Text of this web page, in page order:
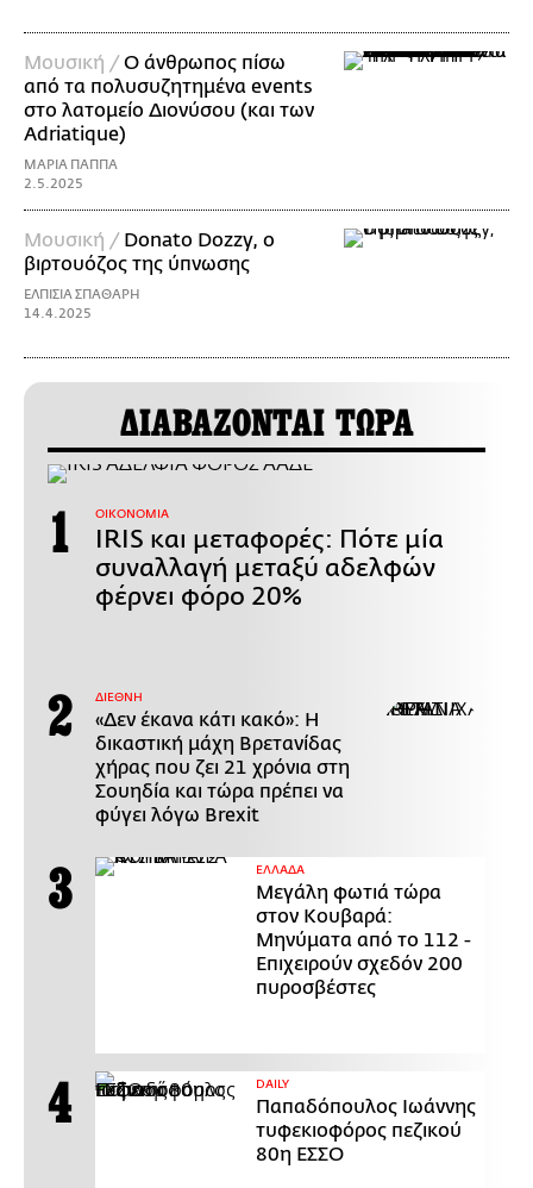
Μουσική /Ο άνθρωπος πίσω
από τα πολυσυζητημένα events
στο λατομείο Διονύσου (και των
Adriatique)
ΜΑΡΙΑ ΠΑΠΠΑ
2.5.2025
Μουσική / Donato Dozzy, ο
βιρτουόζος της ύπνωσης
ΕΛΠΙΣΙΑ ΣΠΑΘΑΡΗ
14.4.2025
ΔΙΑΒΑΖΟΝΤΑΙ ΤΩΡΑ
ΟΙΚΟΝΟΜΙΑ
IRIS και μεταφορές: Πότε μία
συναλλαγή μεταξύ αδελφών
φέρνει φόρο 20%
ΔΙΕΘΝΗ
«Δεν έκανα κάτι κακό»: Η
δικαστική μάχη Βρετανίδας
χήρας που ζει 21 χρόνια στη
Σουηδία και τώρα πρέπει να
φύγει λόγω Brexit
ΕΛΛΑΔΑ
Μεγάλη φωτιά τώρα
στον Κουβαρά:
Μηνύματα από το 112 -
Επιχειρούν σχεδόν 200
πυροσβέστες
DAILY
Παπαδόπουλος Ιωάννης
τυφεκιοφόρος πεζικού
80η ΕΣΣΟ